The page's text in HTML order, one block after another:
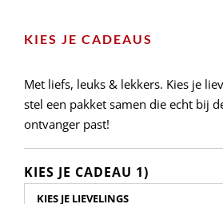
KIES JE CADEAUS
Met liefs, leuks & lekkers. Kies je
stel een pakket samen die echt bij
ontvanger past!
KIES JE CADEAU 1)